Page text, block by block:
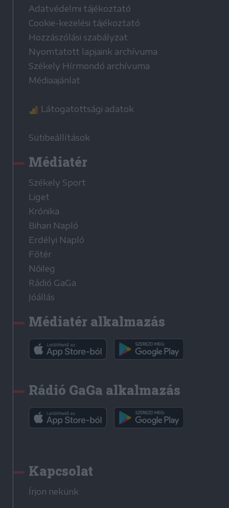
Adatvédelmi tájékoztató
Cookie-kezelési tájékoztató
Hozzászólási szabályzat
Nyomtatott lapjaink archívuma
Székely Hírmondó archívuma
Médiaajánlat
Látogatottsági adatok
Sütibeállítások
Médiatér
Székely Sport
Liget
Krónika
Bihari Napló
Erdélyi Napló
Főtér
Nőileg
Rádió GaGa
Jóállás
Médiatér alkalmazás
Rádió GaGa alkalmazás
Kapcsolat
Írjon nekünk